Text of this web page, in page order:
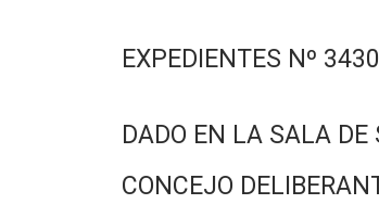
EXPEDIENTES Nº
DADO EN LA SALA DE
CONCEJO